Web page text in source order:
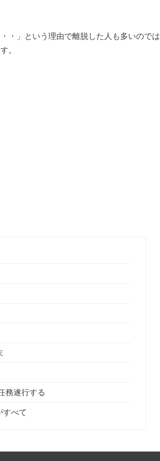
・」という理由で離脱した人も多いのでは
。
務遂行する
すべて